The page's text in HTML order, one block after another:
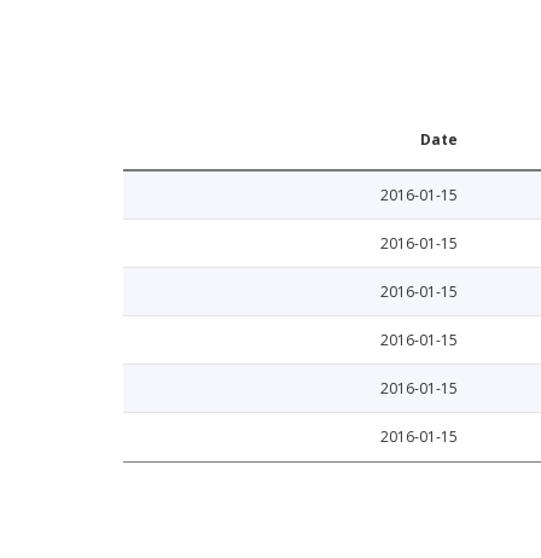
Date
2016-01-15
2016-01-15
2016-01-15
2016-01-15
2016-01-15
2016-01-15